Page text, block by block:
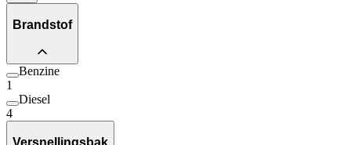
Brandstof
Benzine
1
Diesel
4
Versnellingsbak